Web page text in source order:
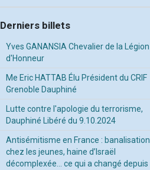
Derniers billets
Yves GANANSIA Chevalier de la Légion
d'Honneur
Me Eric HATTAB Élu Président du CRIF
Grenoble Dauphiné
Lutte contre l'apologie du terrorisme,
Dauphiné Libéré du 9.10.2024
Antisémitisme en France : banalisation
chez les jeunes, haine d’Israël
décomplexée… ce qui a changé depuis